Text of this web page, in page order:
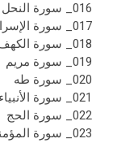
016_ سورة النحل
017_ سورة الإسراء
018_ سورة الكهف
019_ سورة مريم
020_ سورة طه
021_ سورة الأنبياء
022_ سورة الحج
023_ سورة المؤمنون